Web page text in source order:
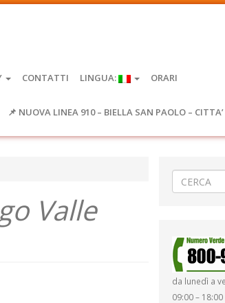
CONTATTI LINGUA: ORARI
📌 NUOVA LINEA 910 – BIELLA SAN PAOLO –
Valle
da lunedì a
09:00 – 18:00